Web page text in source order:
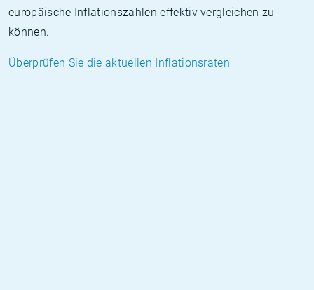
europäische Inflationszahlen effektiv vergleichen zu
können.
Überprüfen Sie die aktuellen Inflationsraten